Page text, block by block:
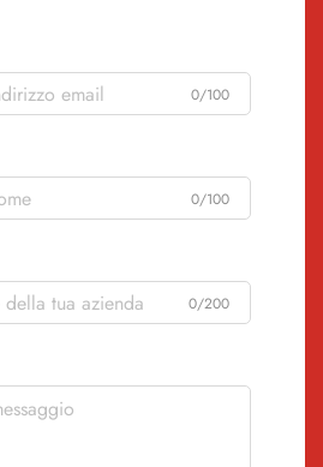
0/100
0/100
0/200